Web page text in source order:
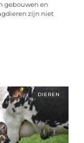
gebouwen en
zijn niet
DIEREN